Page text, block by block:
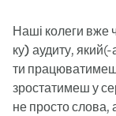
Наші колеги вже
ку) аудиту, який(-
ти
зростатимеш у
не просто слова,